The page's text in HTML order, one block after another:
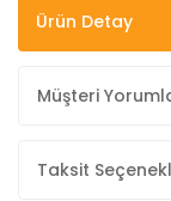
Ürün Detay
Müşteri
Taksit